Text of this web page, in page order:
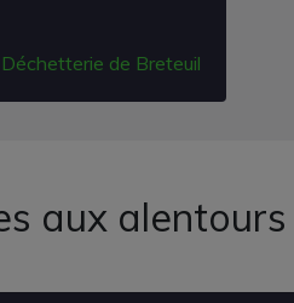
Déchetterie de Breteuil
aux